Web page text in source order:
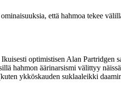
että hahmoa tekee
optimistisen Alan Partridgen
hahmon äärinarsismi välittyy
ykköskauden suklaaleikki